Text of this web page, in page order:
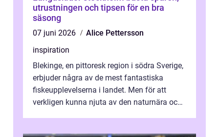
utrustningen och tipsen för en bra
säsong
07 juni 2026
Alice Pettersson
inspiration
Blekinge, en pittoresk region i södra Sverige,
erbjuder några av de mest fantastiska
fiskeupplevelserna i landet. Men för att
verkligen kunna njuta av den naturnära och